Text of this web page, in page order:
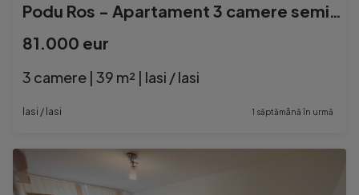
Podu Ros - Apartament 3 camere semidecomandat, MOBILAT și U
81.000 eur
3 camere | 39 m² | Iasi / Iasi
Iasi / Iasi 1 săptămână în urmă